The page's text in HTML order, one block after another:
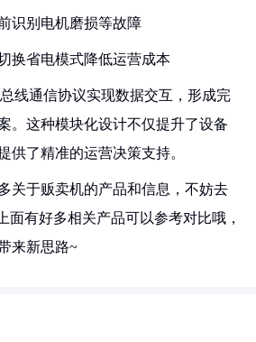
识别电机磨损等故障
换省电模式降低运营成本
线通信协议实现数据交互，形成完
。这种模块化设计不仅提升了设备
供了精准的运营决策支持。
关于贩卖机的产品和信息，不妨去
面有好多相关产品可以参考对比哦，
来新思路~